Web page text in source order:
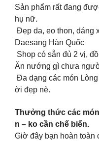
Sản phẩm rất đang
hụ nữ.
Đẹp da, eo thon, dáng
Daesang Hàn Quốc
Shop có sẵn đủ 2 vị,
Ăn nướng gì chưa
Đa dạng các món
ời đẹp nè.
Thưởng thức các
n – ko cần chế biến.
Giờ đây bạn hoàn toàn